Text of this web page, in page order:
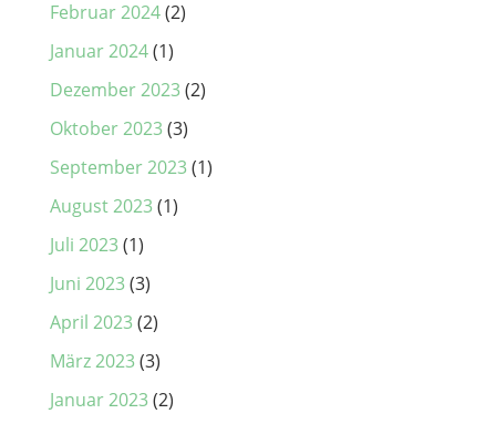
Februar 2024(2)
Januar 2024(1)
Dezember 2023(2)
Oktober 2023(3)
September 2023(1)
August 2023(1)
Juli 2023(1)
Juni 2023(3)
April 2023(2)
März 2023(3)
Januar 2023(2)